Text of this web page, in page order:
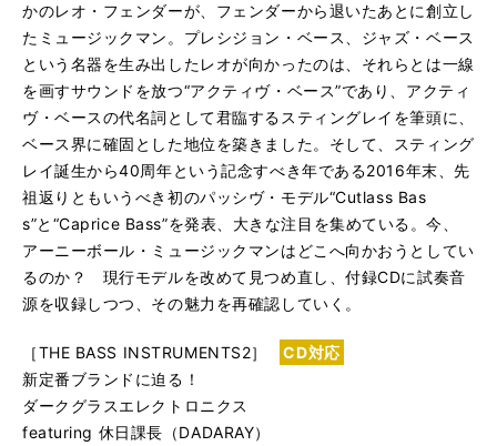
かのレオ・フェンダーが、フェンダーから退いたあとに創立し
たミュージックマン。プレシジョン・ベース、ジャズ・ベース
という名器を生み出したレオが向かったのは、それらとは一線
を画すサウンドを放つ“アクティヴ・ベース”であり、アクティ
ヴ・ベースの代名詞として君臨するスティングレイを筆頭に、
ベース界に確固とした地位を築きました。そして、スティング
レイ誕生から40周年という記念すべき年である2016年末、先
祖返りともいうべき初のパッシヴ・モデル“Cutlass Bas
s”と“Caprice Bass”を発表、大きな注目を集めている。今、
アーニーボール・ミュージックマンはどこへ向かおうとしてい
るのか？ 現行モデルを改めて見つめ直し、付録CDに試奏音
源を収録しつつ、その魅力を再確認していく。
［THE BASS INSTRUMENTS2］
CD対応
新定番ブランドに迫る！
ダークグラスエレクトロニクス
featuring 休日課長（DADARAY）